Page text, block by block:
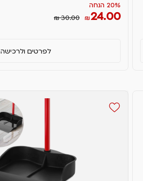
20% הנחה
₪24.00
₪ 30.00
לפרטים ולרכישה